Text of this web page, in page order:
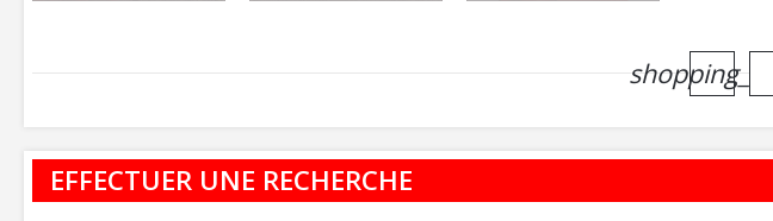
EFFECTUER UNE RECHERCHE